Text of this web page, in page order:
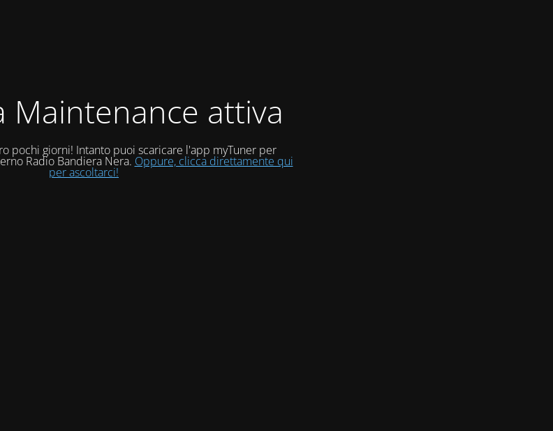
Maintenance attiva
pochi giorni! Intanto puoi scaricare l'app myTuner per
Radio Bandiera Nera. Oppure, clicca direttamente qui
per ascoltarci!